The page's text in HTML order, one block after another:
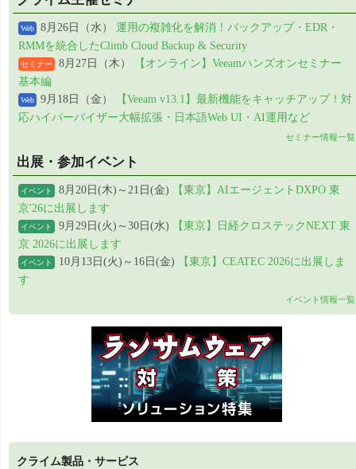
Web 8月26日（水） 運用の複雑化を解消！バックアップ・EDR・
RMMを統合したClimb Cloud Backup & Security
セミナー 8月27日（木）
【オンライン】Veeamハンズオンセミナー
基本編
Web 9月18日（金）
【Veeam v13.1】最新機能をキャッチアップ！対
応ハイパーバイザー大幅拡張・日本語Web UI・AI運用など
セミナー情報一覧
出展・参加イベント
イベント 8月20日(木)～21日(金)
【東京】AIエージェントDXPO 東
京'26に出展します
イベント 9月29日(火)～30日(水)
【東京】日経クロステックNEXT 東
京 2026に出展します
イベント 10月13日(火)～16日(金)
【東京】CEATEC 2026に出展しま
す
イベント情報一覧
クライム製品・サービス